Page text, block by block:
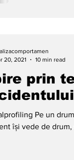
prin
Pe un
își vede de
20, 2021
10 min read